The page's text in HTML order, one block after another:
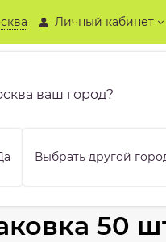
ваш город?
Выбрать другой
Личный кабинет
33 мм. Упаковка 50 шт.
50